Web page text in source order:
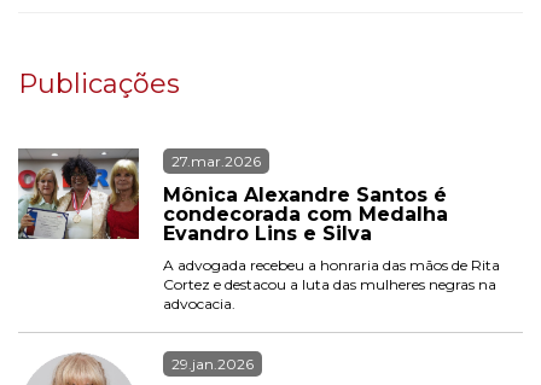
Publicações
27.mar.2026
Mônica Alexandre Santos é
condecorada com Medalha
Evandro Lins e Silva
A advogada recebeu a honraria das mãos de Rita
Cortez e destacou a luta das mulheres negras na
advocacia.
29.jan.2026